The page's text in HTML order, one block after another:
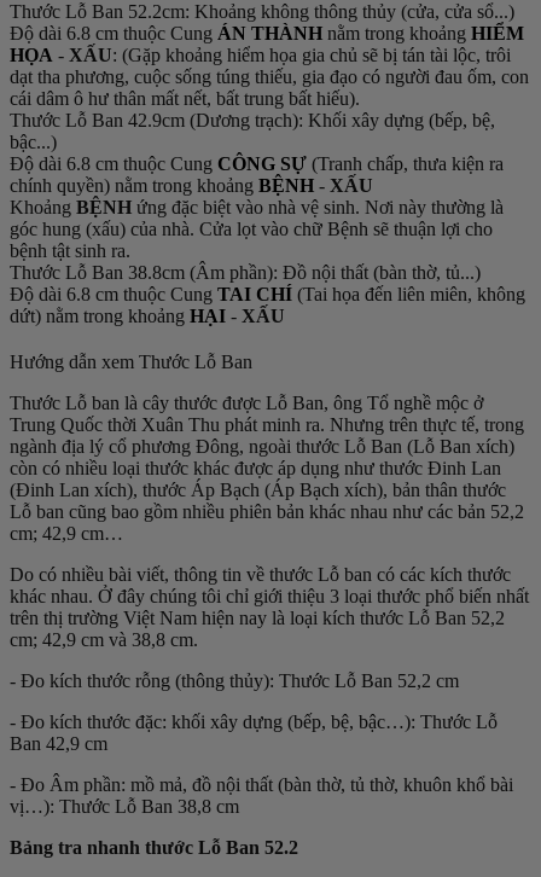
Thước Lỗ Ban 52.2cm: Khoảng không thông thủy (cửa, cửa sổ...)
Độ dài 6.8 cm thuộc Cung ÁN THÀNH nằm trong khoảng HIỂM
HỌA - XẤU: (Gặp khoảng hiểm họa gia chủ sẽ bị tán tài lộc, trôi
dạt tha phương, cuộc sống túng thiếu, gia đạo có người đau ốm, con
cái dâm ô hư thân mất nết, bất trung bất hiếu).
Thước Lỗ Ban 42.9cm (Dương trạch): Khối xây dựng (bếp, bệ,
bậc...)
Độ dài 6.8 cm thuộc Cung CÔNG SỰ (Tranh chấp, thưa kiện ra
chính quyền) nằm trong khoảng BỆNH - XẤU
Khoảng BỆNH ứng đặc biệt vào nhà vệ sinh. Nơi này thường là
góc hung (xấu) của nhà. Cửa lọt vào chữ Bệnh sẽ thuận lợi cho
bệnh tật sinh ra.
Thước Lỗ Ban 38.8cm (Âm phần): Đồ nội thất (bàn thờ, tủ...)
Độ dài 6.8 cm thuộc Cung TAI CHÍ (Tai họa đến liên miên, không
dứt) nằm trong khoảng HẠI - XẤU
Hướng dẫn xem Thước Lỗ Ban
Thước Lỗ ban là cây thước được Lỗ Ban, ông Tổ nghề mộc ở
Trung Quốc thời Xuân Thu phát minh ra. Nhưng trên thực tế, trong
ngành địa lý cổ phương Đông, ngoài thước Lỗ Ban (Lỗ Ban xích)
còn có nhiều loại thước khác được áp dụng như thước Đinh Lan
(Đinh Lan xích), thước Áp Bạch (Áp Bạch xích), bản thân thước
Lỗ ban cũng bao gồm nhiều phiên bản khác nhau như các bản 52,2
cm; 42,9 cm…
Do có nhiều bài viết, thông tin về thước Lỗ ban có các kích thước
khác nhau. Ở đây chúng tôi chỉ giới thiệu 3 loại thước phổ biến nhất
trên thị trường Việt Nam hiện nay là loại kích thước Lỗ Ban 52,2
cm; 42,9 cm và 38,8 cm.
- Đo kích thước rỗng (thông thủy): Thước Lỗ Ban 52,2 cm
- Đo kích thước đặc: khối xây dựng (bếp, bệ, bậc…): Thước Lỗ
Ban 42,9 cm
- Đo Âm phần: mồ mả, đồ nội thất (bàn thờ, tủ thờ, khuôn khổ bài
vị…): Thước Lỗ Ban 38,8 cm
Bảng tra nhanh thước Lỗ Ban 52.2